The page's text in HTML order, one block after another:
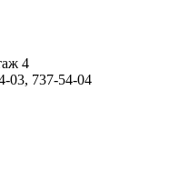
4
03, 737-54-04